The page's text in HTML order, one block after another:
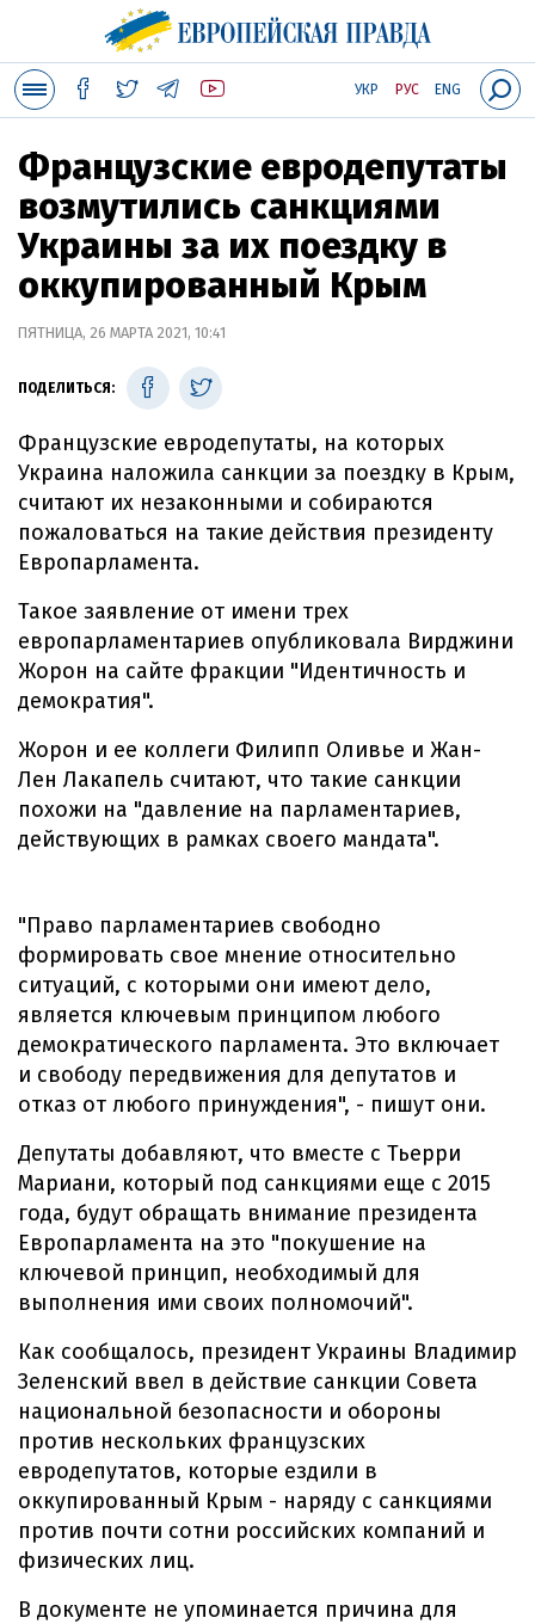
УКР РУС ENG
Французские евродепутаты
возмутились санкциями
Украины за их поездку в
оккупированный Крым
ПЯТНИЦА, 26 МАРТА 2021, 10:41
ПОДЕЛИТЬСЯ:
Французские евродепутаты, на которых
Украина наложила санкции за поездку в Крым,
считают их незаконными и собираются
пожаловаться на такие действия президенту
Европарламента.
Такое заявление от имени трех
европарламентариев опубликовала Вирджини
Жорон на сайте фракции "Идентичность и
демократия".
Жорон и ее коллеги Филипп Оливье и Жан-
Лен Лакапель считают, что такие санкции
похожи на "давление на парламентариев,
действующих в рамках своего мандата".
"Право парламентариев свободно
формировать свое мнение относительно
ситуаций, с которыми они имеют дело,
является ключевым принципом любого
демократического парламента. Это включает
и свободу передвижения для депутатов и
отказ от любого принуждения", - пишут они.
Депутаты добавляют, что вместе с Тьерри
Мариани, который под санкциями еще с 2015
года, будут обращать внимание президента
Европарламента на это "покушение на
ключевой принцип, необходимый для
выполнения ими своих полномочий".
Как сообщалось, президент Украины Владимир
Зеленский ввел в действие санкции Совета
национальной безопасности и обороны
против нескольких французских
евродепутатов, которые ездили в
оккупированный Крым - наряду с санкциями
против почти сотни российских компаний и
физических лиц.
В документе не упоминается причина для